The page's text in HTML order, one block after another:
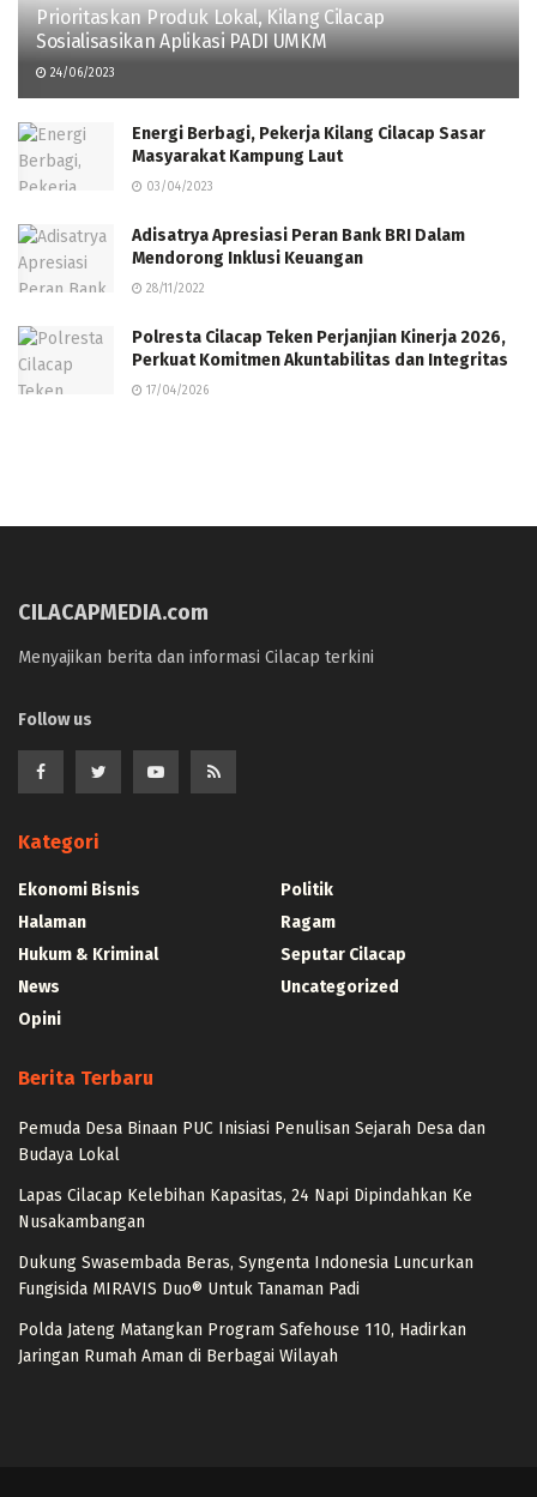
Prioritaskan Produk Lokal, Kilang Cilacap
Sosialisasikan Aplikasi PADI UMKM
24/06/2023
Energi Berbagi, Pekerja Kilang Cilacap Sasar
Masyarakat Kampung Laut
03/04/2023
Adisatrya Apresiasi Peran Bank BRI Dalam
Mendorong Inklusi Keuangan
28/11/2022
Polresta Cilacap Teken Perjanjian Kinerja 2026,
Perkuat Komitmen Akuntabilitas dan Integritas
17/04/2026
CILACAPMEDIA.com
Menyajikan berita dan informasi Cilacap terkini
Follow us
Kategori
Ekonomi Bisnis
Halaman
Hukum & Kriminal
News
Opini
Politik
Ragam
Seputar Cilacap
Uncategorized
Berita Terbaru
Pemuda Desa Binaan PUC Inisiasi Penulisan Sejarah Desa dan
Budaya Lokal
Lapas Cilacap Kelebihan Kapasitas, 24 Napi Dipindahkan Ke
Nusakambangan
Dukung Swasembada Beras, Syngenta Indonesia Luncurkan
Fungisida MIRAVIS Duo® Untuk Tanaman Padi
Polda Jateng Matangkan Program Safehouse 110, Hadirkan
Jaringan Rumah Aman di Berbagai Wilayah